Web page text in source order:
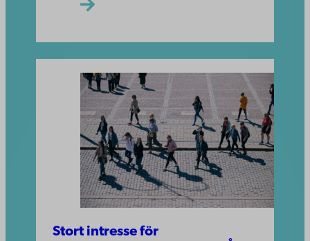
Stort intresse för